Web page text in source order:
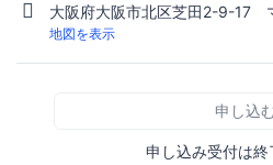
大阪府大阪市北区芝田2-9-17
地図を表示
申し込
申し込み受付は終